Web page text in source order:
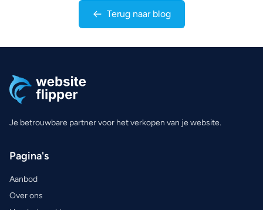
Terug naar blog
Je betrouwbare partner voor het verkopen van je website.
Pagina's
Aanbod
Over ons